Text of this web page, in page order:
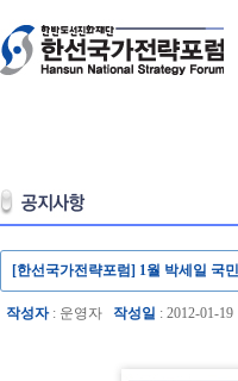
[한선국가전략포럼] 1월 박세일 국
작성자: 운영자 작성일 : 2012-01-19